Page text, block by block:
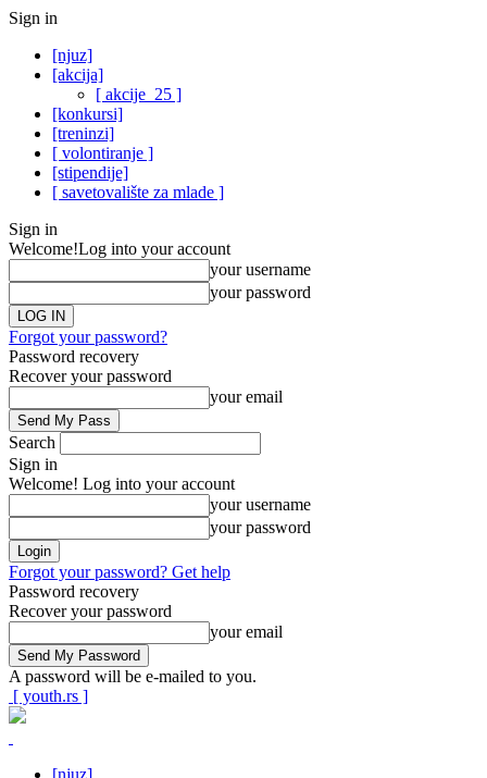
Sign in
[njuz]
[akcija]
[ akcije_25 ]
[konkursi]
[treninzi]
[ volontiranje ]
[stipendije]
[ savetovalište za mlade ]
Sign in
Welcome!Log into your account
your username
your password
Forgot your password?
Password recovery
Recover your password
your email
Search
Sign in
Welcome! Log into your account
your username
your password
Forgot your password? Get help
Password recovery
Recover your password
your email
A password will be e-mailed to you.
[ youth.rs ]
[njuz]